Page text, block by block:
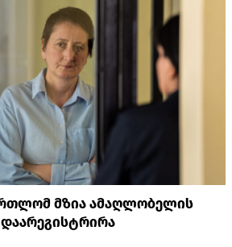
მზია ამაღლობელის